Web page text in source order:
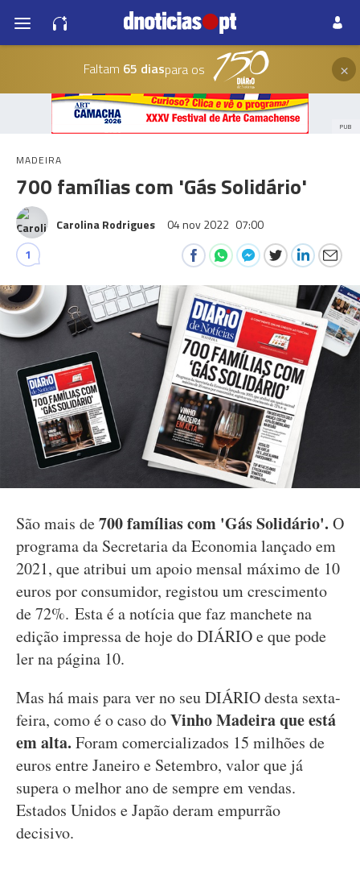
Faltam 65 diaspara os ×
PUB
MADEIRA
700 famílias com 'Gás Solidário'
Carolina Rodrigues 04 nov 2022 07:00
1
São mais de700 famílias com 'Gás Solidário'. O
programa da Secretaria da Economia lançado em
2021, que atribui um apoio mensal máximo de 10
euros por consumidor, registou um crescimento
de 72%. Esta é a notícia que faz manchete na
edição impressa de hoje do DIÁRIO e que pode
ler na página 10.
Mas há mais para ver no seu DIÁRIO desta sexta-
feira, como é o caso doVinho Madeira que está
em alta. Foram comercializados 15 milhões de
euros entre Janeiro e Setembro, valor que já
supera o melhor ano de sempre em vendas.
Estados Unidos e Japão deram empurrão
decisivo.